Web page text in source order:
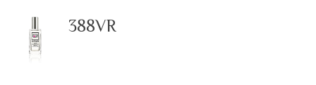
388VR